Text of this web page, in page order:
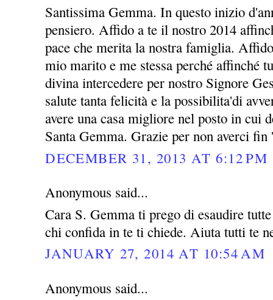
Santissima Gemma. In questo inizio
pensiero. Affido a te il nostro 2014
pace che merita la nostra famiglia.
mio marito e me stessa perché affinché
divina intercedere per nostro Signore
salute tanta felicità e la possibilita'di
avere una casa migliore nel posto in cui
Santa Gemma. Grazie per non averci fin
DECEMBER 31, 2013 AT 6:12 PM
Anonymous said...
Cara S. Gemma ti prego di esaudire
chi confida in te ti chiede. Aiuta tutti te
JANUARY 27, 2014 AT 10:54 AM
Anonymous said...